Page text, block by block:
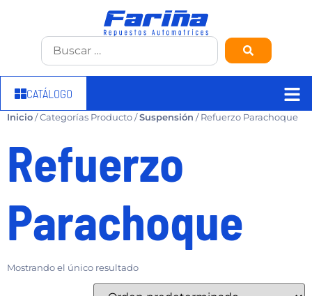
CATÁLOGO
Inicio/ Categorías Producto /Suspensión / Refuerzo Parachoque
Refuerzo
Parachoque
Mostrando el único resultado